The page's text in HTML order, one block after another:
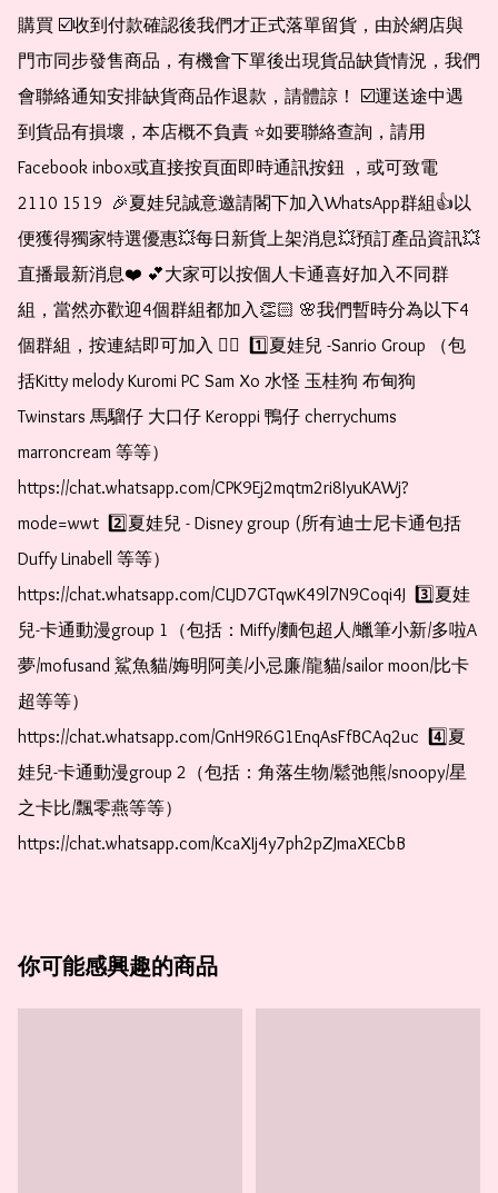
購買 ☑️收到付款確認後我們才正式落單留貨，由於網店與
門市同步發售商品，有機會下單後出現貨品缺貨情況，我們
會聯絡通知安排缺貨商品作退款，請體諒！ ☑️運送途中遇
到貨品有損壞，本店概不負責 ⭐️如要聯絡查詢，請用
Facebook inbox或直接按頁面即時通訊按鈕 ，或可致電
2110 1519  🎉夏娃兒誠意邀請閣下加入WhatsApp群組👍以
便獲得獨家特選優惠💥每日新貨上架消息💥預訂產品資訊💥
直播最新消息❤️ 💕大家可以按個人卡通喜好加入不同群
組，當然亦歡迎4個群組都加入👏🏻 🌸我們暫時分為以下4
個群組，按連結即可加入 👇🏻  1️⃣夏娃兒 -Sanrio Group （包
括Kitty melody Kuromi PC Sam Xo 水怪 玉桂狗 布甸狗
Twinstars 馬騮仔 大口仔 Keroppi 鴨仔 cherrychums
marroncream 等等）
https://chat.whatsapp.com/CPK9Ej2mqtm2ri8IyuKAWj?
mode=wwt  2️⃣夏娃兒 - Disney group (所有迪士尼卡通包括
Duffy Linabell 等等）
https://chat.whatsapp.com/CLJD7GTqwK49l7N9Coqi4J  3️⃣夏娃
兒-卡通動漫group 1（包括：Miffy/麵包超人/蠟筆小新/多啦A
夢/mofusand 鯊魚貓/娒明阿美/小忌廉/龍貓/sailor moon/比卡
超等等）
https://chat.whatsapp.com/GnH9R6G1EnqAsFfBCAq2uc  4️⃣夏
娃兒-卡通動漫group 2（包括：角落生物/鬆弛熊/snoopy/星
之卡比/飄零燕等等）
https://chat.whatsapp.com/KcaXIj4y7ph2pZJmaXECbB
你可能感興趣的商品